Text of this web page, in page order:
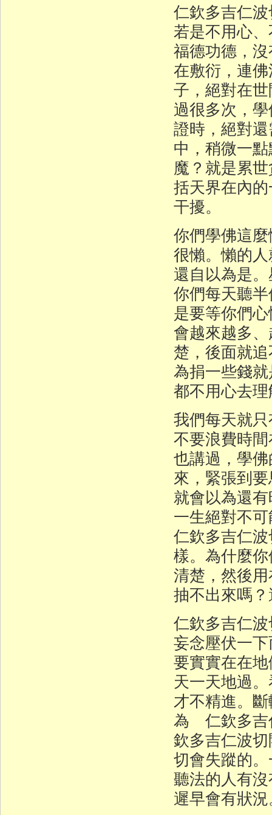
仁欽多吉仁
若是不用心
福德功德，
在敷衍，連
子，絕對在
過很多次，
證時，絕對
中，稍微一
魔？就是累
括天界在內
干擾。
你們學佛這
很懶。懶的
還自以為是
你們每天聽
是要等你們
會越來越多
楚，後面就
為捐一些錢
都不用心去
我們每天就
不要浪費時
也講過，學
來，緊張到
就會以為還
一生絕對不
仁欽多吉仁
樣。為什麼
清楚，然後
抽不出來嗎
仁欽多吉仁
妄念壓伏一
要實實在在
天一天地過
才不精進。
為 仁欽多吉
欽多吉仁波
切會失蹤的
聽法的人有
遲早會有狀